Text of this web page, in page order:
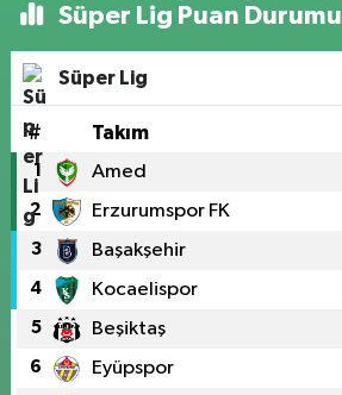
Süper Lig Puan Durumu
Süper Lig
# Takım
1 Amed
2 Erzurumspor FK
3 Başakşehir
4 Kocaelispor
5 Beşiktaş
6 Eyüpspor